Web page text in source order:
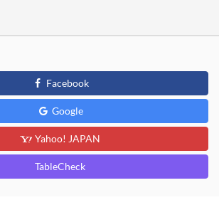
Facebook
Google
Yahoo! JAPAN
TableCheck